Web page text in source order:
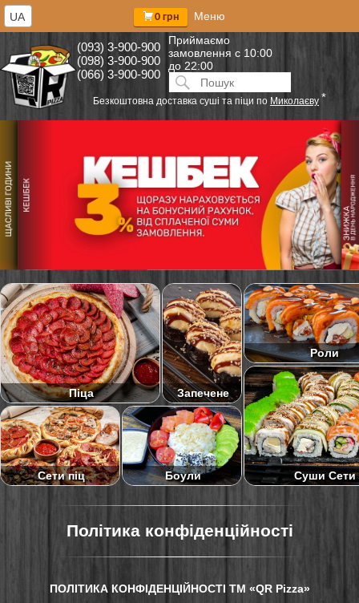
(093) 3-900-900
(098) 3-900-900
(066) 3-900-900
Приймаємо
замовлення с 10:00
до 22:00
Искать:ПОИСК
0 грн Меню
Безкоштовна доставка суші та піци по Миколаєву *
UA
Піца Запечене
Роли
Сети піц Боули Суши Сети
Політика конфіденційності
ПОЛІТИКА КОНФІДЕНЦІЙНОСТІ ТМ «QR Pizza»